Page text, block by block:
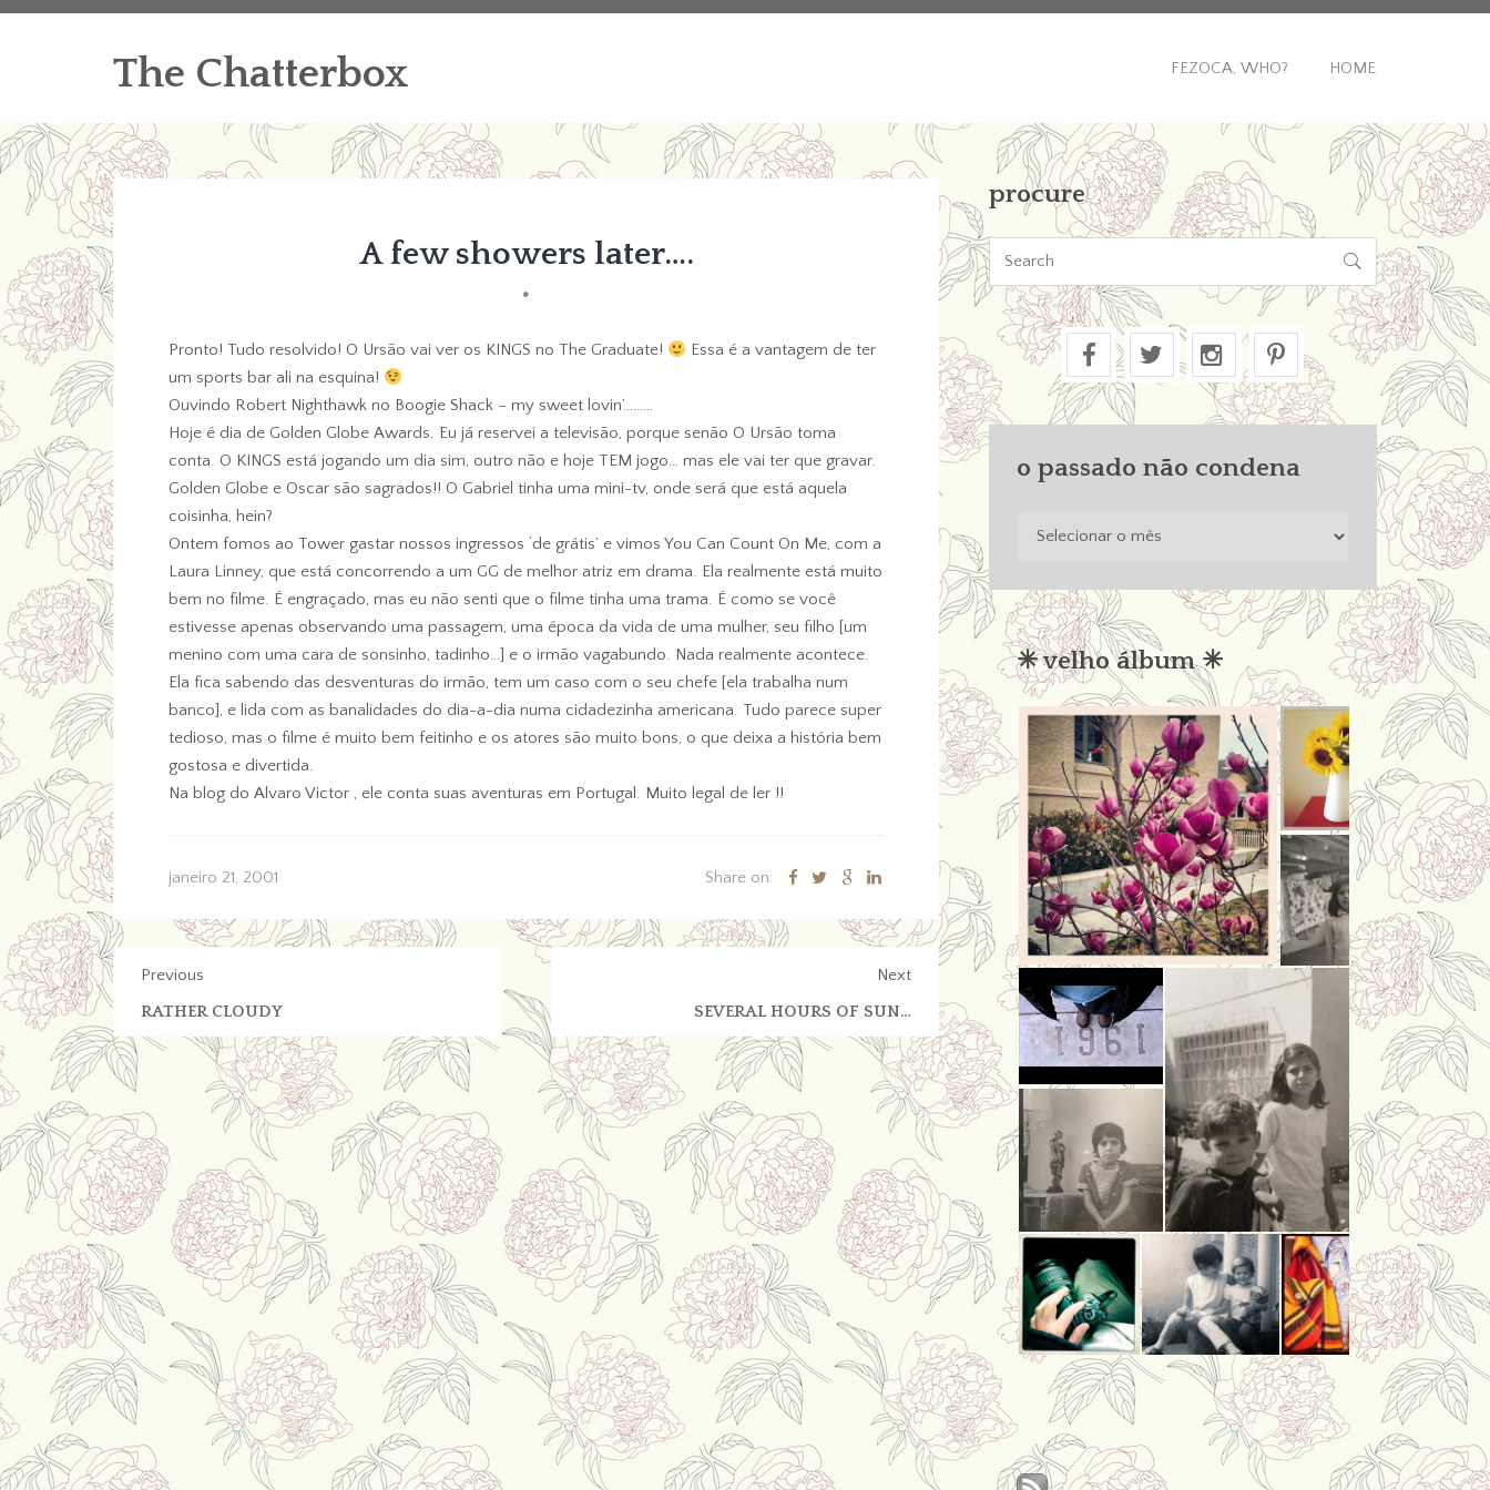
The Chatterbox FEZOCA, WHO? HOME
A few showers later….
*
Pronto! Tudo resolvido! O Ursão vai ver os KINGS no The Graduate!
Essa é a vantagem de ter
um sports bar ali na esquina!
Ouvindo Robert Nighthawk no Boogie Shack – my sweet lovin’………
Hoje é dia de Golden Globe Awards. Eu já reservei a televisão, porque senão O Ursão toma
conta. O KINGS está jogando um dia sim, outro não e hoje TEM jogo… mas ele vai ter que gravar.
Golden Globe e Oscar são sagrados!! O Gabriel tinha uma mini-tv, onde será que está aquela
coisinha, hein?
Ontem fomos ao Tower gastar nossos ingressos ‘de grátis’ e vimos You Can Count On Me, com a
Laura Linney, que está concorrendo a um GG de melhor atriz em drama. Ela realmente está muito
bem no filme. É engraçado, mas eu não senti que o filme tinha uma trama. É como se você
estivesse apenas observando uma passagem, uma época da vida de uma mulher, seu filho [um
menino com uma cara de sonsinho, tadinho…] e o irmão vagabundo. Nada realmente acontece.
Ela fica sabendo das desventuras do irmão, tem um caso com o seu chefe [ela trabalha num
banco], e lida com as banalidades do dia-a-dia numa cidadezinha americana. Tudo parece super
tedioso, mas o filme é muito bem feitinho e os atores são muito bons, o que deixa a história bem
gostosa e divertida.
Na blog do Alvaro Victor , ele conta suas aventuras em Portugal. Muito legal de ler !!
janeiro 21, 2001 Share on:
Previous
RATHER CLOUDY
Next
SEVERAL HOURS OF SUN…
procure

o passado não condena
condena
✳︎ velho álbum ✳︎